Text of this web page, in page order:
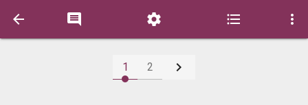
    
1 2 